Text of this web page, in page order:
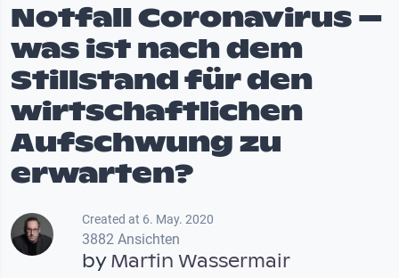
Notfall Coronavirus –
was ist nach dem
Stillstand für den
wirtschaftlichen
Aufschwung zu
erwarten?
Created at 6. May. 2020
3882 Ansichten
byMartin Wassermair